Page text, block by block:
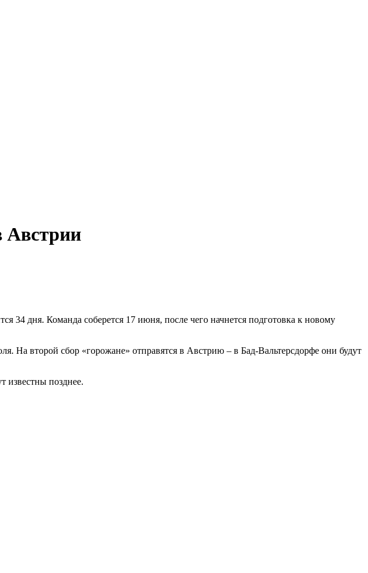
Австрии
дня. Команда соберется 17 июня, после чего начнется подготовка к новому
На второй сбор «горожане» отправятся в Австрию – в Бад-Вальтерсдорфе они будут
известны позднее.